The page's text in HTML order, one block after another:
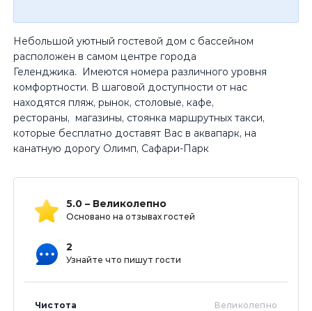
Небольшой уютный гостевой дом с бассейном
расположен в самом центре города
Геленджика. Имеются номера различного уровня
комфортности. В шаговой доступности от нас
находятся пляж, рынок, столовые, кафе,
рестораны, магазины, стоянка маршрутных такси,
которые бесплатно доставят Вас в аквапарк, на
канатную дорогу Олимп, Сафари-Парк
5.0 – Великолепно
Основано на отзывах гостей
2
Узнайте что пишут гости
Чистота Великолепно